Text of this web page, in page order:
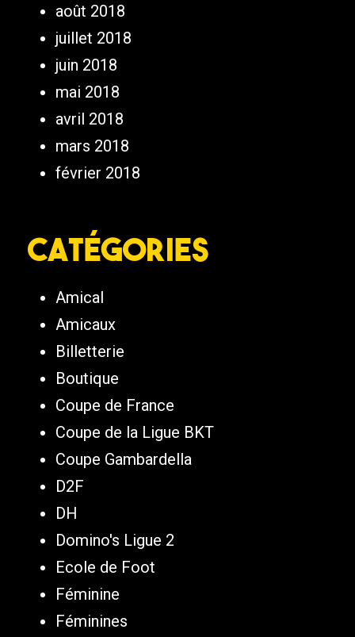
août 2018
juillet 2018
juin 2018
mai 2018
avril 2018
mars 2018
février 2018
Catégories
Amical
Amicaux
Billetterie
Boutique
Coupe de France
Coupe de la Ligue BKT
Coupe Gambardella
D2F
DH
Domino's Ligue 2
Ecole de Foot
Féminine
Féminines